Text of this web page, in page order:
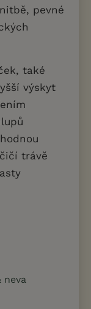
pevné
také
výskyt
trávě
neva